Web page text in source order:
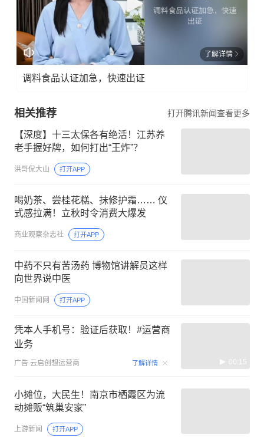
了解详情
调料食品认证加急，快速出证
相关推荐 打开腾讯新闻查看更多
【深度】十三太保各有绝活！江苏养
老手握好牌，如何打出“王炸”？
洪哥侃大山 打开APP
喝奶茶、尝桂花糕、抹修护霜…… 仪
式感拉满！立秋时令消费大爆发
商业观察杂志社 打开APP
中药不只有苦汤药 博物馆讲解员这样
向世界说中医
中国新闻网 打开APP
凭本人手机号：验证后获取！#运营商
业务
广告 云启创想运营商 了解详情 00:15
小摊位，大民生！南京市栖霞区为流
动摊贩“筑巢安家”
上游新闻 打开APP